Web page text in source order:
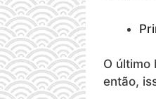
O último
então,